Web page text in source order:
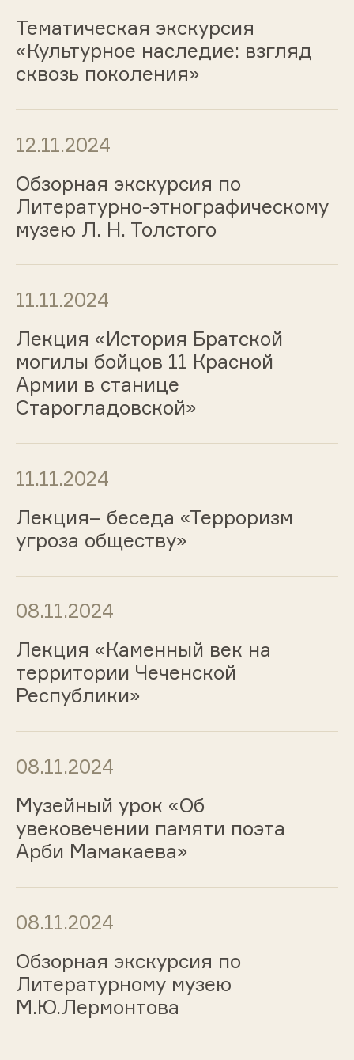
Тематическая экскурсия
«Культурное наследие: взгляд
сквозь поколения»
12.11.2024
Обзорная экскурсия по
Литературно-этнографическому
музею Л. Н. Толстого
11.11.2024
Лекция «История Братской
могилы бойцов 11 Красной
Армии в станице
Старогладовской»
11.11.2024
Лекция– беседа «Терроризм
угроза обществу»
08.11.2024
Лекция «Каменный век на
территории Чеченской
Республики»
08.11.2024
Музейный урок «Об
увековечении памяти поэта
Арби Мамакаева»
08.11.2024
Обзорная экскурсия по
Литературному музею
М.Ю.Лермонтова